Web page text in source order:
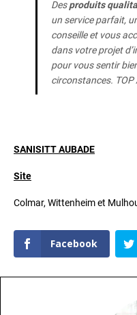
Desproduits
un service parfait,
conseille et vous
dans votre projet
pour vous sentir
circonstances. TOP
SANISITT AUBADE
Site
Colmar, Wittenheim et
Facebook